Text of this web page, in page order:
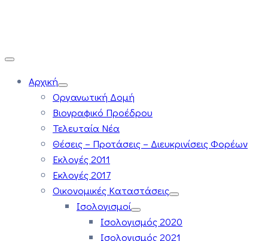
Αρχική
Οργανωτική Δομή
Βιογραφικό Προέδρου
Τελευταία Νέα
Θέσεις – Προτάσεις – Διευκρινίσεις Φορέων
Εκλογές 2011
Εκλογές 2017
Οικονομικές Καταστάσεις
Ισολογισμοί
Ισολογισμός 2020
Ισολογισμός 2021